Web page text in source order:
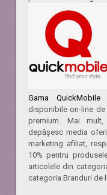
Gama QuickMobile
disponibile on-line
premium. Mai mult,
depășesc media
marketing afiliat,
10% pentru
articolele din
categoria Branduri de